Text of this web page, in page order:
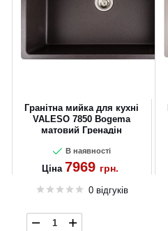
Гранітна мийка для кухні
VALESO 7850 Bogema
матовий Гренадін
В наявності
Ціна 7969 грн.
0 відгуків